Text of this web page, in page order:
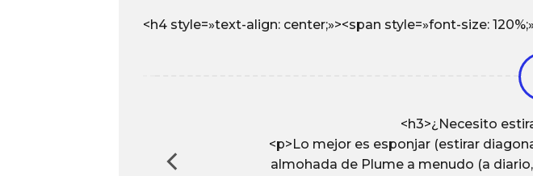
<h4 style=»text-align: center;»><span style=»font-size:
<h3>¿Necesito
<p>Lo mejor es esponjar (estirar
almohada de Plume a menudo (a